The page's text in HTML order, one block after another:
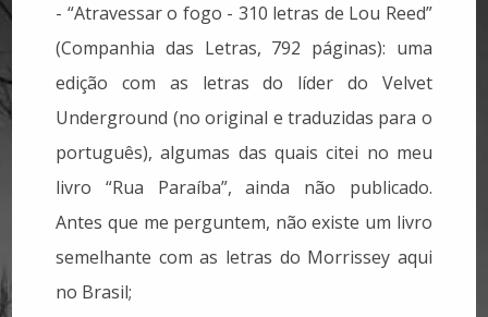
- “Atravessar o fogo - 310 letras de Lou Reed”
(Companhia das Letras, 792 páginas): uma
edição com as letras do líder do Velvet
Underground (no original e traduzidas para o
português), algumas das quais citei no meu
livro “Rua Paraíba”, ainda não publicado.
Antes que me perguntem, não existe um livro
semelhante com as letras do Morrissey aqui
no Brasil;